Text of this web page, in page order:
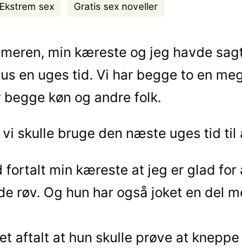
Ekstrem sex Gratis sex noveller
min kæreste og jeg havde
en uges tid. Vi har begge to en
køn og andre folk.
vi skulle bruge den næste uges tid til
min kæreste at jeg er glad for
røv. Og hun har også joket en del
aftalt at hun skulle prøve at